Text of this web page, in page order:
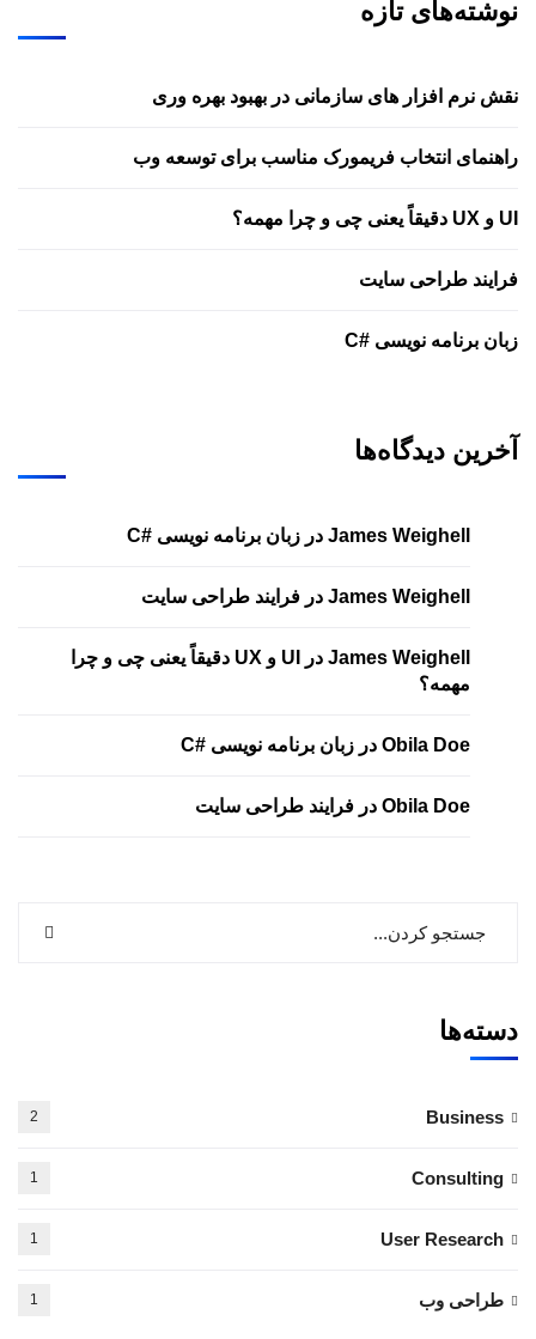
نوشته‌های تازه
نقش نرم افزار های سازمانی در بهبود بهره وری
راهنمای انتخاب فریمورک مناسب برای توسعه وب
UI و UX دقیقاً یعنی چی و چرا مهمه؟
فرایند طراحی سایت
زبان برنامه نویسی #C
آخرین دیدگاه‌ها
James Weighell در زبان برنامه نویسی #C
James Weighell در فرایند طراحی سایت
James Weighell در
UI و UX دقیقاً یعنی چی و چرا
مهمه؟
Obila Doe در زبان برنامه نویسی #C
Obila Doe در فرایند طراحی سایت
دسته‌ها
Business
2
Consulting
1
User Research
1
طراحی وب 1